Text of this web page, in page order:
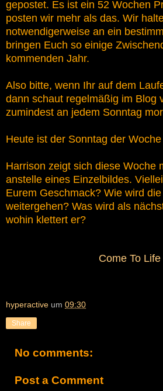
gepostet. Es ist ein 52 Wochen
posten wir mehr als das. Wir
notwendigerweise an ein
bringen Euch so einige
kommenden Jahr.
Also bitte, wenn Ihr auf dem
dann schaut regelmäßig im Blog
zumindest an jedem Sonntag
Heute ist der Sonntag der Woche
Harrison zeigt sich diese Woche
anstelle eines Einzelbildes.
Eurem Geschmack? Wie wird
weitergehen? Was wird als
wohin klettert er?
Come To Life
hyperactive um 09:30
Share
No comments:
Post a Comment